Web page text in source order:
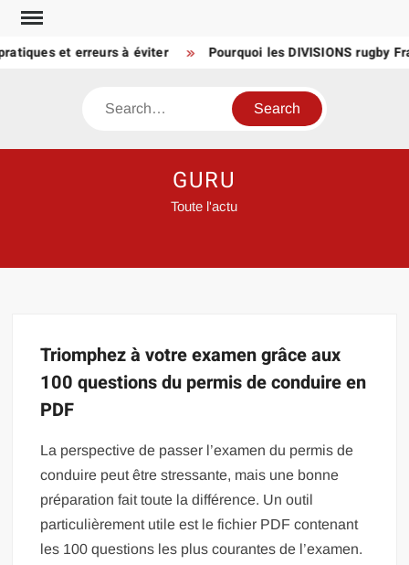
Skip
content
et erreurs à éviter Pourquoi les DIVISIONS rugby
Search
GURU
Toute l'actu
Triomphez à votre examen grâce aux
100 questions du permis de conduire en
PDF
La perspective de passer l’examen du permis de
conduire peut être stressante, mais une bonne
préparation fait toute la différence. Un outil
particulièrement utile est le fichier PDF contenant
les 100 questions les plus courantes de l’examen.